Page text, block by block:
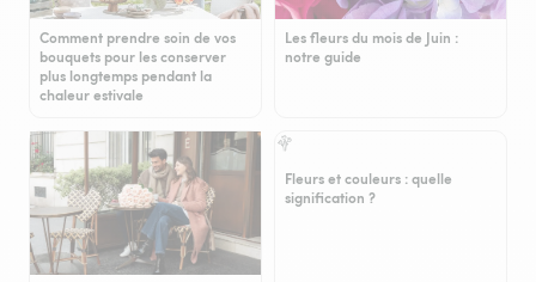
Comment prendre soin de vos
bouquets pour les conserver
plus longtemps pendant la
chaleur estivale
Les fleurs du mois de Juin :
notre guide
Fleurs et couleurs : quelle
signification ?